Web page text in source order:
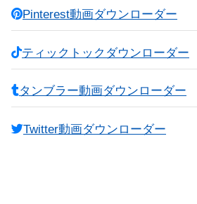
Pinterest動画ダウンローダー
ティックトックダウンローダー
タンブラー動画ダウンローダー
Twitter動画ダウンローダー